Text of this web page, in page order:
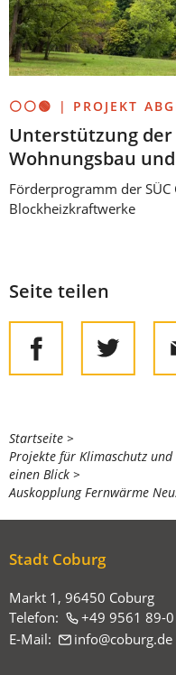
⚪⚪🟢 | PROJEKT
Unterstützung der
Wohnungsbau
Förderprogramm der
Blockheizkraftwerke
Seite teilen
Sie
befinden
sich
hier:
Startseite
Projekte für Klimaschutz
einen Blick
Auskopplung Fernwärme
Stadt Coburg
Markt 1, 96450 Coburg
Telefon:
+49 9561 89-0
E-Mail:
info coburg de